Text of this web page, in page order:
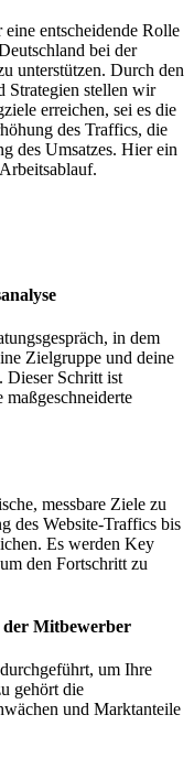
entscheidende Rolle
bei der
unterstützen. Durch den
Strategien stellen wir
erreichen, sei es die
des Traffics, die
des Umsatzes. Hier ein
in dem
Zielgruppe und deine
Dieser Schritt ist
messbare Ziele zu
des Website-Traffics bis
Es werden Key
den Fortschritt zu
der Mitbewerber
um Ihre
gehört die
und Marktanteile